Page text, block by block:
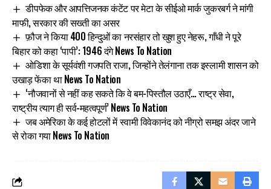
डीपफेक और आपत्तिजनक कंटेंट पर मेटा के सीईओ मार्क जुकरबर्ग ने मांगी
माफी, सरकार की सख्ती का असर
फ़ौज ने किया 400 हिन्दुओं का नरसंहार तो खुश हुए नेहरू, गाँधी ने पूरे
बिहार को कहा ‘पापी’: 1946 दंगे News To Nation
ओडिशा के सूर्यवंशी गजपति राजा, जिन्होंने तेलंगाना तक इस्लामी शासन को
उखाड़ फेंका था News To Nation
‘नौजवानों से नहीं कह सकते कि वे बम-पिस्तौल उठाएँ… राष्ट्र सेवा,
राष्ट्रीय त्याग ही सर्व-महत्वपूर्ण’ News To Nation
जब अमेरिका के कई होटलों में स्वामी विवेकानंद को नीग्रो समझ अंदर जाने
से रोका गया News To Nation